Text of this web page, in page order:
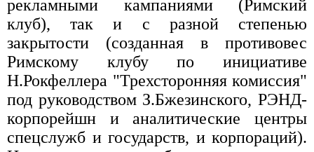
рекламными кампаниями (Римский
клуб), так и с разной степенью
закрытости (созданная в противовес
Римскому клубу по инициативе
Н.Рокфеллера "Трехсторонняя комиссия"
под руководством З.Бжезинского, РЭНД-
корпорейшн и аналитические центры
спецслужб и государств, и корпораций).